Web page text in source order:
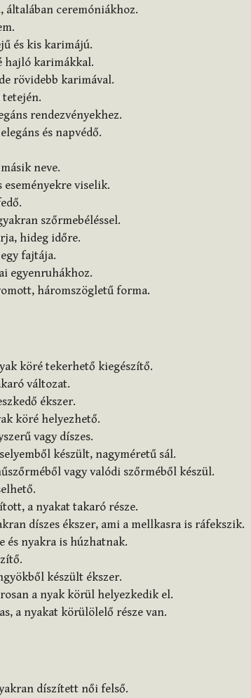
általában ceremóniákhoz.
és kis karimájú.
hajló karimákkal.
rövidebb karimával.
rendezvényekhez.
és napvédő.
neve.
eseményekre viselik.
szőrmebéléssel.
hideg időre.
fajtája.
egyenruhákhoz.
háromszögletű forma.
köré tekerhető kiegészítő.
változat.
ékszer.
köré helyezhető.
vagy díszes.
készült, nagyméretű sál.
vagy valódi szőrméből készül.
a nyakat takaró része.
díszes ékszer, ami a mellkasra is ráfekszik.
nyakra is húzhatnak.
készült ékszer.
a nyak körül helyezkedik el.
a nyakat körülölelő része van.
díszített női felső.